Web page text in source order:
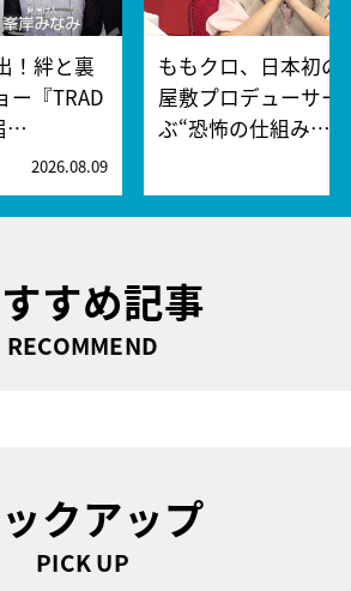
！絆と裏
ー『TRAD
…
2026.08.09
ももクロ、日本初の
屋敷プロデューサー
ぶ“恐怖の仕組み…
すめ記事
RECOMMEND
クアップ
PICK UP